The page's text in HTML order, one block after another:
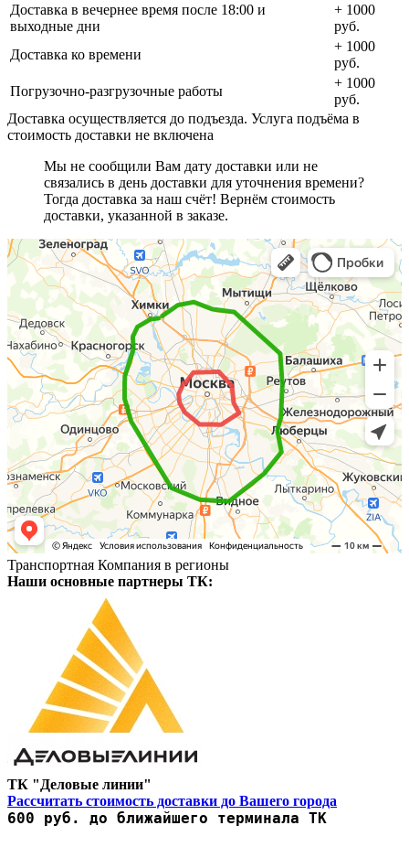
Доставка в вечернее время после 18:00 и
выходные дни
+ 1000
руб.
Доставка ко времени
+ 1000
руб.
Погрузочно-разгрузочные работы
+ 1000
руб.
Доставка осуществляется до подъезда. Услуга подъёма в
стоимость доставки не включена
Мы не сообщили Вам дату доставки или не
связались в день доставки для уточнения времени?
Тогда доставка за наш счёт! Вернём стоимость
доставки, указанной в заказе.
Транспортная Компания в регионы
Наши основные партнеры ТК:
ТК "Деловые линии"
Рассчитать стоимость доставки до Вашего города
600 руб. до ближайшего терминала ТК